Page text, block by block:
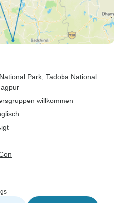
Park , Tadoba National
willkommen